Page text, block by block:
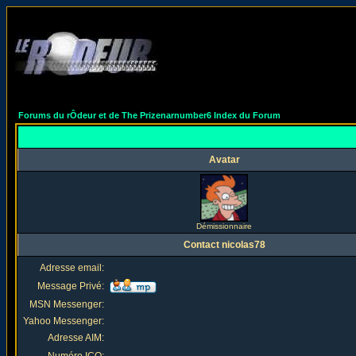
Forums du rÔdeur et de The Prizenarnumber6 Index du Forum
Avatar
Démissionnaire
Contact nicolas78
Adresse email:
Message Privé:
MSN Messenger:
Yahoo Messenger:
Adresse AIM: